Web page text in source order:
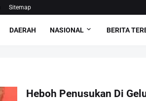
Sitemap
DAERAH NASIONAL BERITA
Heboh Penusukan Di